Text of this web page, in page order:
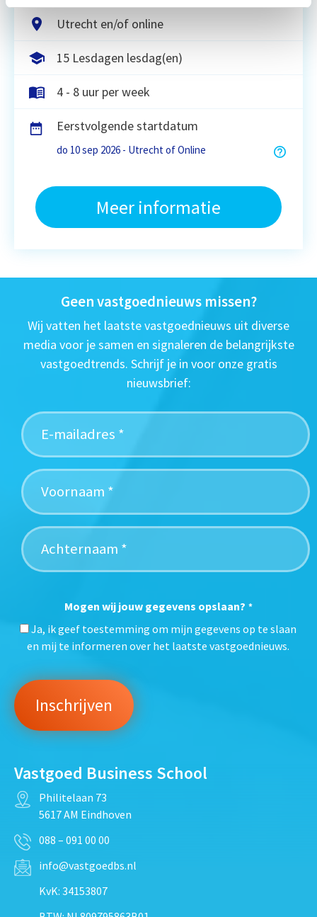
Utrecht en/of online
15 Lesdagen lesdag(en)
4 - 8 uur per week
Eerstvolgende startdatum
do 10 sep 2026 - Utrecht of Online
Meer informatie
Geen vastgoednieuws missen?
Wij vatten het laatste vastgoednieuws uit diverse
media voor je samen en signaleren de belangrijkste
vastgoedtrends. Schrijf je in voor onze gratis
nieuwsbrief:
Mogen wij jouw gegevens opslaan? *
Ja, ik geef toestemming om mijn gegevens op te slaan
en mij te informeren over het laatste vastgoednieuws.
Vastgoed Business School
Philitelaan 73
5617 AM Eindhoven
088 – 091 00 00
info@vastgoedbs.nl
KvK: 34153807